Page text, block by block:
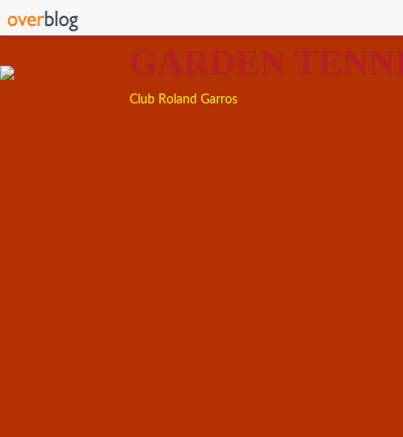
GARDEN
Club Roland Garros